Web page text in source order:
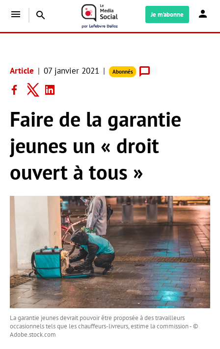
menu search Je m'abonne
Article 07 janvier 2021 Abonnés
Faire de la garantie
jeunes un « droit
ouvert à tous »
La garantie jeunes devrait pouvoir être proposée à des travailleurs
occasionnels tels que les chauffeurs-livreurs, estime la commission - ©
Adobe.stock.com